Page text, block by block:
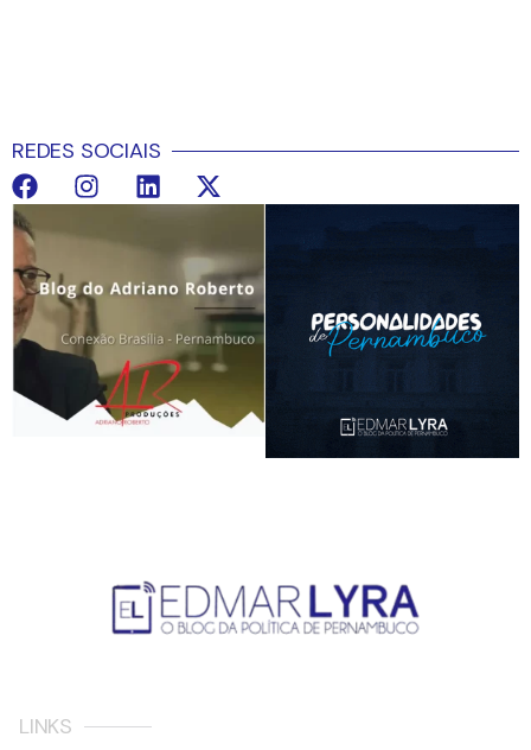
REDES SOCIAIS
LINKS